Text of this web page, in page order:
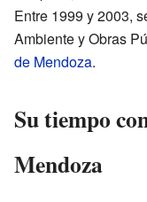
Entre 1999 y 2003,
Ambiente y Obras
de Mendoza.
Su tiempo
Mendoza